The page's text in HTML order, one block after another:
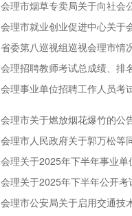
会理市烟草专卖局关于向社会
会理市就业创业促进中心关于
省委第八巡视组巡视会理市情
会理招聘教师考试总成绩、排
会理事业单位招聘工作人员考
会理市关于燃放烟花爆竹的公
会理市人民政府关于郭万松等
会理关于2025年下半年事业
会理关于2025年下半年公开
会理市公安局关于启用交通技